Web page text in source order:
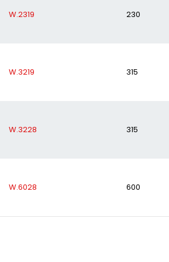
W.2319 230
W.3219 315
W.3228 315
W.6028 600